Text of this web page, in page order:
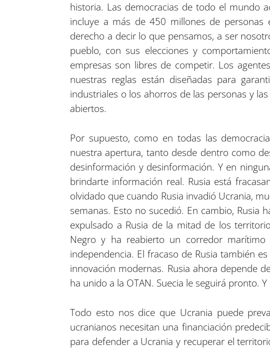
historia. Las democracias de todo el mundo
incluye a más de 450 millones de
derecho a decir lo que pensamos, a ser
pueblo, con sus elecciones y
empresas son libres de competir. Los
nuestras reglas están diseñadas para
industriales o los ahorros de las personas y
abiertos.
Por supuesto, como en todas las
nuestra apertura, tanto desde dentro como
desinformación y desinformación. Y en
brindarte información real. Rusia está
olvidado que cuando Rusia invadió Ucrania,
semanas. Esto no sucedió. En cambio, Rusia
expulsado a Rusia de la mitad de los
Negro y ha reabierto un corredor
independencia. El fracaso de Rusia también
innovación modernas. Rusia ahora depende
ha unido a la OTAN. Suecia le seguirá pronto.
Todo esto nos dice que Ucrania puede
ucranianos necesitan una financiación
para defender a Ucrania y recuperar el